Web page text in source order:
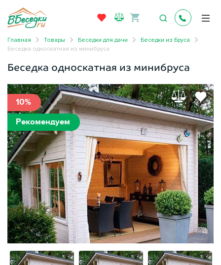
Главная Товары Беседки для дачи
Беседки из Бруса
Беседка односкатная из минибруса
Беседка односкатная из минибруса
10%
Рекомендуем